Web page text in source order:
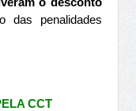
das penalidades
CCT